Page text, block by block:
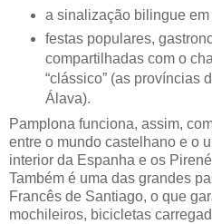
a sinalização bilingue
festas populares,
compartilhadas com o
“clássico” (as províncias
Álava).
Pamplona funciona, assim,
entre o mundo castelhano e o
interior da Espanha e os
Também é uma das grandes
Francês de Santiago, o que
mochileiros, bicicletas